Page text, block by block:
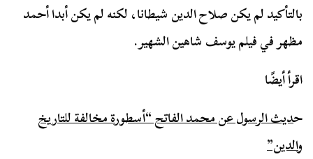
بالتأكيد لم يكن صلاح الدين شيطانا، لكنه لم يكن أبدا أحمد
مظهر في فيلم يوسف شاهين الشهير.
اقرأ أيضًا
حديث الرسول عن محمد الفاتح “أسطورة مخالفة للتاريخ
والدين”